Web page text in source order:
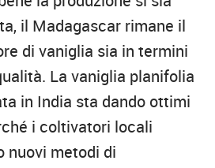
il Madagascar rimane il
di vaniglia sia in termini
La vaniglia planifolia
in India sta dando ottimi
i coltivatori locali
nuovi metodi di